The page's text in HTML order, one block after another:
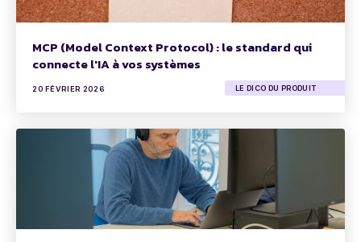
MCP (Model Context Protocol) : le standard qui
connecte l'IA à vos systèmes
20 FÉVRIER 2026 LE DICO DU PRODUIT